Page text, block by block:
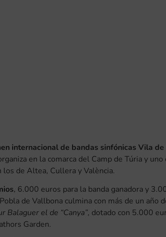
internacional de bandas sinfónicas Vila
en la comarca del Camp de Túria y
de Altea, Cullera y València.
, 6.000 euros para la banda ganadora y
de Vallbona culmina con más de un año
Balaguer el de “Canya”, dotado con 5.000
Garden.